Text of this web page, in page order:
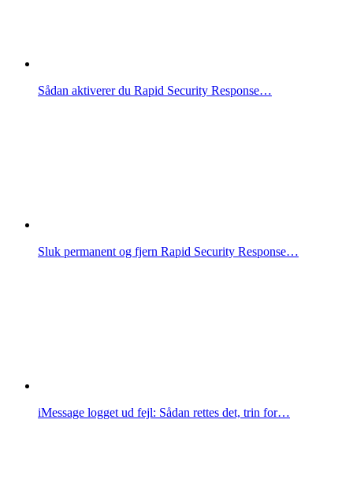
Sådan aktiverer du Rapid Security Response…
Sluk permanent og fjern Rapid Security Response…
iMessage logget ud fejl: Sådan rettes det, trin for…